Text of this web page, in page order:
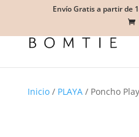
Envío Gratis a partir de
Inicio/ PLAYA/ Poncho